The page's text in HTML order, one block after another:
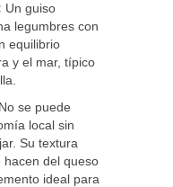
Un guiso
legumbres con
equilibrio
y el mar, típico
No se puede
local sin
Su textura
hacen del queso
ideal para